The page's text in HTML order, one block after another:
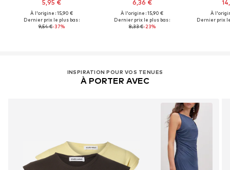
5,95 €
À l'origine : 15,90 €
Dernier prix le plus bas :
9,54 €-37%
6,36 €
À l'origine : 15,90 €
Dernier prix le plus bas :
8,33 €-23%
À
Dernier prix
INSPIRATION POUR VOS TENUES
À PORTER AVEC